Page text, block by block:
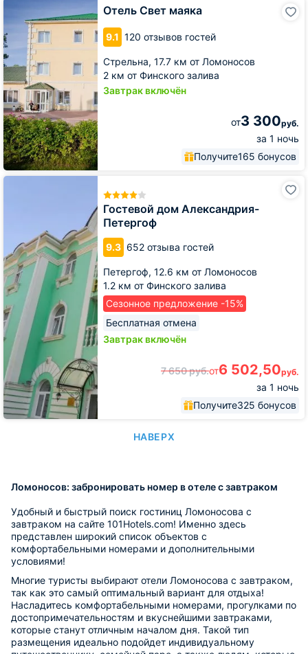
Отель Свет маяка
9.1 120 отзывов гостей
Стрельна, 17.7 км от Ломоносов
2 км от Финского залива
Завтрак включён
от3 300руб.
за 1 ночь
Получите165 бонусов
Отель
маяка
Гостевой дом Александрия-
Петергоф
9.3 652 отзыва гостей
Петергоф, 12.6 км от Ломоносов
1.2 км от Финского залива
Сезонное предложение -15%
Бесплатная отмена
Завтрак включён
7 650руб.от6 502,50руб.
за 1 ночь
Получите325 бонусов
Гостевой
НАВЕРХ
Ломоносов: забронировать номер в отеле с завтраком
Удобный и быстрый поиск гостиниц Ломоносова с
завтраком на сайте 101Hotels.com! Именно здесь
представлен широкий список объектов с
комфортабельными номерами и дополнительными
условиями!
Многие туристы выбирают отели Ломоносова с завтраком,
так как это самый оптимальный вариант для отдыха!
Насладитесь комфортабельными номерами, прогулками по
достопримечательностям и вкуснейшими завтраками,
которые станут отличным началом дня. Такой тип
размещения идеально подойдет индивидуальному